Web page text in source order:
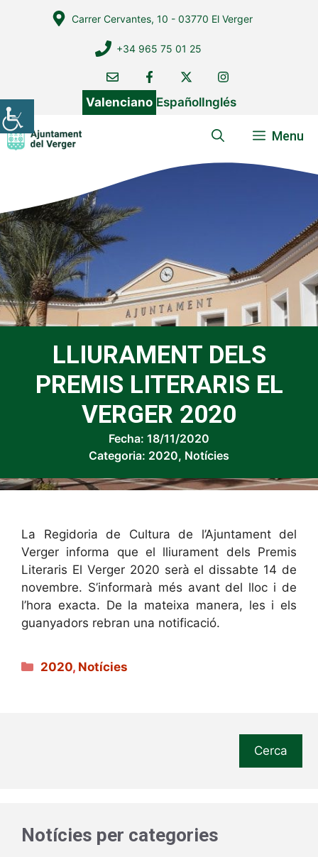
Carrer Cervantes, 10 - 03770 El Verger
+34 965 75 01 25
Valenciano EspañolInglés
Menu
LLIURAMENT DELS
PREMIS LITERARIS EL
VERGER 2020
Fecha: 18/11/2020
Categoria: 2020, Notícies
La Regidoria de Cultura de l’Ajuntament del
Verger informa que el lliurament dels Premis
Literaris El Verger 2020 serà el dissabte 14 de
novembre. S’informarà més avant del lloc i de
l’hora exacta. De la mateixa manera, les i els
guanyadors rebran una notificació.
Categories
2020, Notícies
Cerca
Notícies per categories